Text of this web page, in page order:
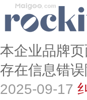
本企业品牌
存在信息错
2025-09-17